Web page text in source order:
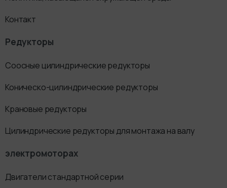
Контакт
Редукторы
Соосные цилиндрические редукторы
Коническо-цилиндрические редукторы
Крановые редукторы
Цилиндрические редукторы для монтажа на валу
электромоторах
Двигатели стандартной серии